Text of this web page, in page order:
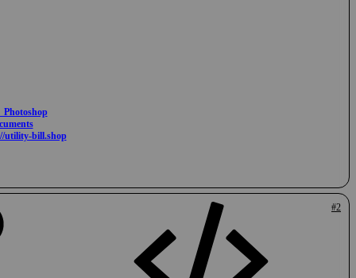
utility-bill.shop
#2